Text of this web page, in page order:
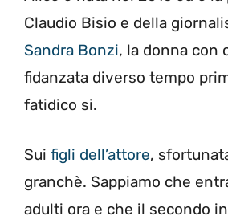
Claudio Bisio e della
Sandra Bonzi, la donna con
fidanzata diverso tempo
fatidico si.
Sui figli dell’attore,
granchè. Sappiamo che
adulti ora e che il secondo